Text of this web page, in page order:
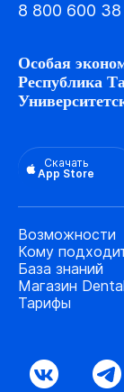
8 800 600 38
Особая
Республика
Скачать
App Store
Возможности
Кому
База знаний
Магазин
Тарифы